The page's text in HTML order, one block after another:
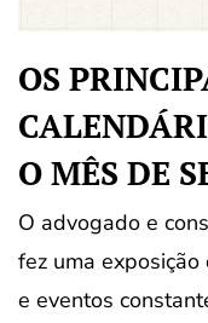
OS
O MÊS DE
O advogado e
fez uma
e eventos